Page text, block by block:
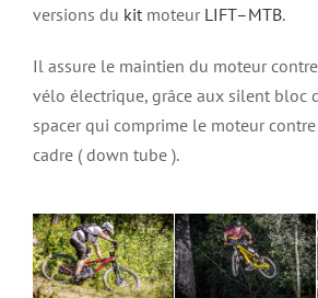
versions du kitmoteur LIFT–MTB.
Il assure le maintien du moteur
vélo électrique, grâce aux silent bloc
spacer qui comprime le moteur
cadre ( down tube ).